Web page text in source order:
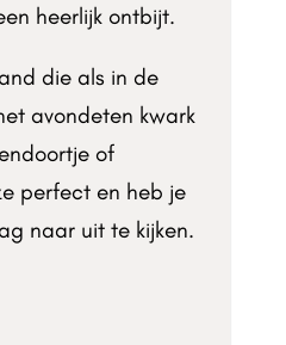
heerlijk ontbijt.
die als in de
avondeten kwark
of
perfect en heb je
naar uit te kijken.